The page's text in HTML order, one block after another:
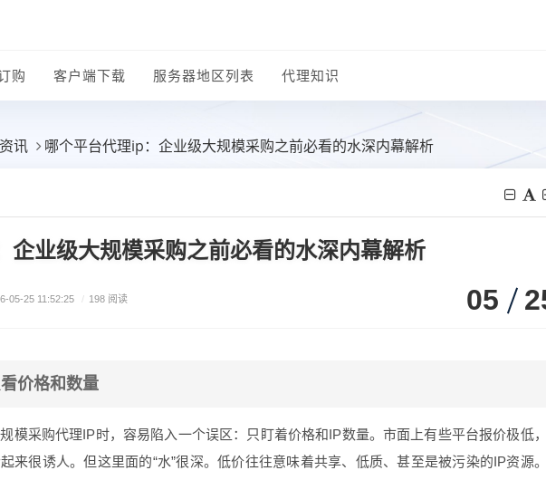
购 客户端下载 服务器地区列表 代理知识
讯 哪个平台代理ip：企业级大规模采购之前必看的水深内幕解析
企业级大规模采购之前必看的水深内幕解析
05-25 11:52:25 / 198 阅读 05
价格和数量
模采购代理IP时，容易陷入一个误区：只盯着价格和IP数量。市面上有些平台报价极低，
来很诱人。但这里面的“水”很深。低价往往意味着共享、低质、甚至是被污染的IP资源。